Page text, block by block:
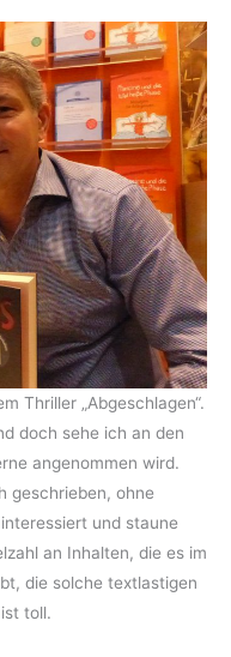
Thriller „Abgeschlagen“.
doch sehe ich an den
angenommen wird.
geschrieben, ohne
und staune
an Inhalten, die es im
die solche textlastigen
toll.